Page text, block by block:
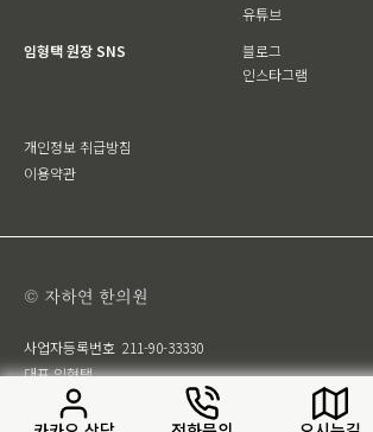
유튜브
임형택 원장 SNS
블로그
인스타그램
개인정보 취급방침
이용약관
© 자하연 한의원
사업자등록번호 211-90-33330
대표 임형택